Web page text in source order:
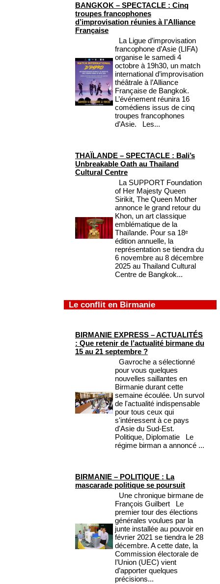
BANGKOK – SPECTACLE : Cinq
troupes francophones
d’improvisation réunies à l’Alliance
Française
La Ligue d’improvisation
francophone d’Asie (LIFA)
organise le samedi 4
octobre à 19h30, un match
international d’improvisation
théâtrale à l’Alliance
Française de Bangkok.
L’événement réunira 16
comédiens issus de cinq
troupes francophones
d’Asie. Les...
THAÏLANDE – SPECTACLE : Bali’s
Unbreakable Oath au Thailand
Cultural Centre
La SUPPORT Foundation
of Her Majesty Queen
Sirikit, The Queen Mother
annonce le grand retour du
Khon, un art classique
emblématique de la
Thaïlande. Pour sa 18ᵉ
édition annuelle, la
représentation se tiendra du
6 novembre au 8 décembre
2025 au Thailand Cultural
Centre de Bangkok...
Le conflit en Birmanie
BIRMANIE EXPRESS – ACTUALITÉS
: Que retenir de l’actualité birmane du
15 au 21 septembre ?
Gavroche a sélectionné
pour vous quelques
nouvelles saillantes en
Birmanie durant cette
semaine écoulée. Un survol
de l'actualité indispensable
pour tous ceux qui
s'intéressent à ce pays
d'Asie du Sud-Est.
Politique, Diplomatie Le
régime birman a annoncé ...
BIRMANIE – POLITIQUE : La
mascarade politique se poursuit
Une chronique birmane de
François Guilbert Le
premier tour des élections
générales voulues par la
junte installée au pouvoir en
février 2021 se tiendra le 28
décembre. A cette date, la
Commission électorale de
l’Union (UEC) vient
d’apporter quelques
précisions...